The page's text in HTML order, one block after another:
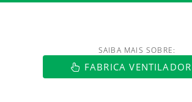
https:// SAIBA MAIS SOBRE:
FABRICA